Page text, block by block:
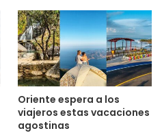
Oriente espera a los
viajeros estas vacaciones
agostinas